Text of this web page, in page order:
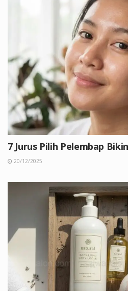
7 Jurus Pilih Pelembap
20/12/2025